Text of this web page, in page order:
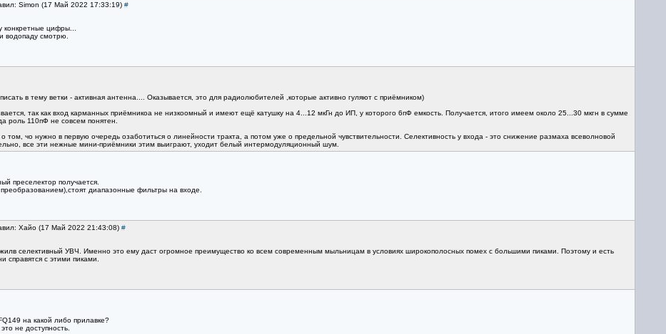
Simon (17 Май 2022 17:33:19) #
конкретные цифры...
водопаду смотрю.
в тему ветки - активная антенна.... Оказывается, это для радиолюбителей ,которые активно гуляют с приёмником)
так как вход карманных приёмникоа не низкоомный и имеют ещё катушку на 4...12 мкГн до ИП, у которого 6пФ емкость. Получается, итого имеем около 25...30 мкгн в сумме
роль 110пФ не совсем понятен.
том, чо нужно в первую очередь озаботиться о линейности тракта, а потом уже о предельной чувствительности. Селективность у входа - это снижение размаха всеволновой
все эти нежные мини-приёмники этим выиграют, уходит белый интермодуляционный шум.
преселектор получается.
диапазонные фильтры на входе.
Хайо (17 Май 2022 21:43:08) #
селективный УВЧ. Именно это ему даст огромное преимущество ко всем современным мыльницам в условиях широкополосных помех с большими пиками. Поэтому и есть
справятся с этими пиками.
на какой либо прилавке?
не доступность.